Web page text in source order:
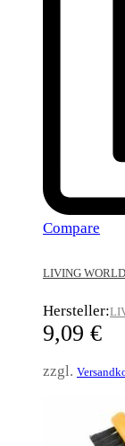
Compare
LIVING
Hersteller:
9,09 €
zzgl.